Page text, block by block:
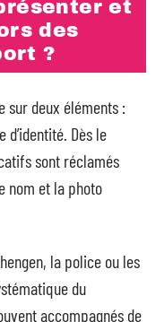
et
des
?
sur deux éléments :
d’identité. Dès le
sont réclamés
nom et la photo
la police ou les
du
accompagnés de